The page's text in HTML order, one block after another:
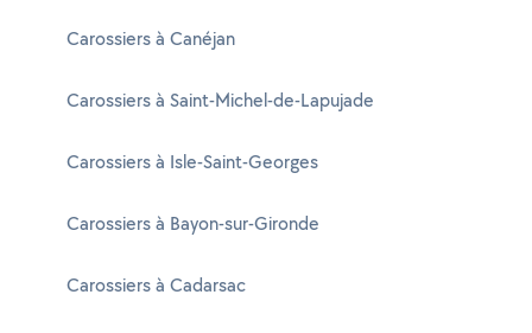
Carossiers à Canéjan
Carossiers à Saint-Michel-de-Lapujade
Carossiers à Isle-Saint-Georges
Carossiers à Bayon-sur-Gironde
Carossiers à Cadarsac